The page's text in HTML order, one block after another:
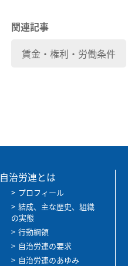
関連記事
賃金・権利・労働条件
自治労連とは
プロフィール
結成、主な歴史、組織
の実態
行動綱領
自治労連の要求
自治労連のあゆみ